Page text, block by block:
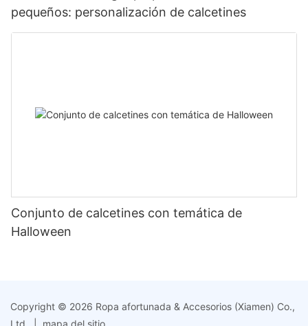
pequeños: personalización de calcetines
Conjunto de calcetines con temática de
Halloween
Copyright © 2026 Ropa afortunada & Accesorios (Xiamen) Co.,
Ltd. |
mapa del sitio